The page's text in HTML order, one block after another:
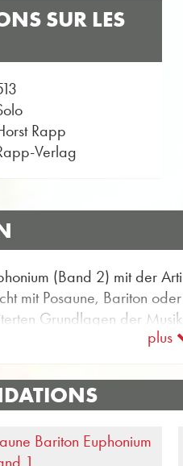
SUR LES
Rapp
Verlag
(Band 2) mit der
mit Posaune, Bariton
Grundlagen der
Einheiten. Jede Einheit
Etüden und
sich bis zu fünf b-
helfen, dieses
der Sicherheit im
plus
Bariton Euphonium
1